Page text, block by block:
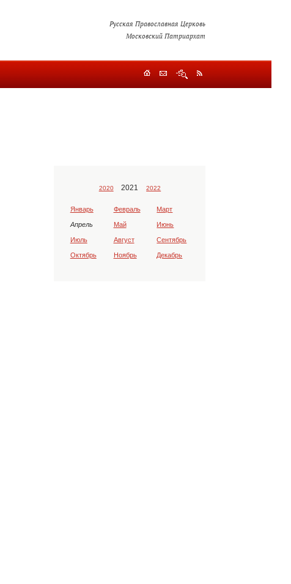
Русская Православная Церковь
Московский Патриархат
2020 2021 2022
Январь Февраль Март
Апрель Май Июнь
Июль Август Сентябрь
Октябрь Ноябрь Декабрь